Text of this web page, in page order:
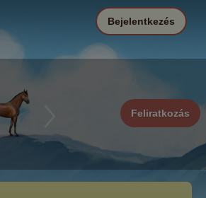
Feliratkozás
Bejelentkezés